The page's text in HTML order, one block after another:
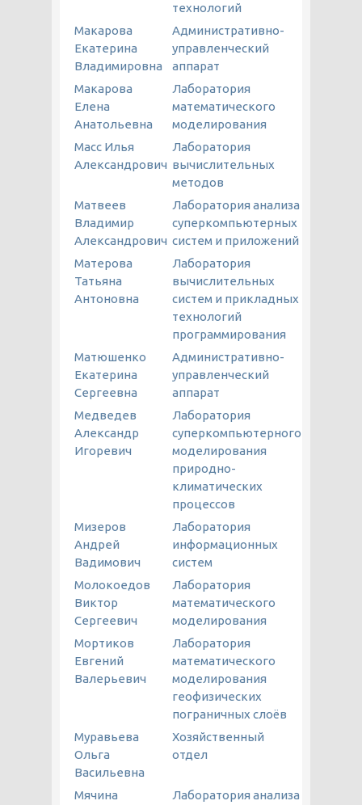
технологий
Макарова
Екатерина
Владимировна
Административно-
управленческий
аппарат
Макарова
Елена
Анатольевна
Лаборатория
математического
моделирования
Масс Илья
Александрович
Лаборатория
вычислительных
методов
Матвеев
Владимир
Александрович
Лаборатория анализа
суперкомпьютерных
систем и приложений
Матерова
Татьяна
Антоновна
Лаборатория
вычислительных
систем и прикладных
технологий
программирования
Матюшенко
Екатерина
Сергеевна
Административно-
управленческий
аппарат
Медведев
Александр
Игоревич
Лаборатория
суперкомпьютерного
моделирования
природно-
климатических
процессов
Мизеров
Андрей
Вадимович
Лаборатория
информационных
систем
Молокоедов
Виктор
Сергеевич
Лаборатория
математического
моделирования
Мортиков
Евгений
Валерьевич
Лаборатория
математического
моделирования
геофизических
пограничных слоёв
Муравьева
Ольга
Васильевна
Хозяйственный
отдел
Мячина
Лаборатория анализа